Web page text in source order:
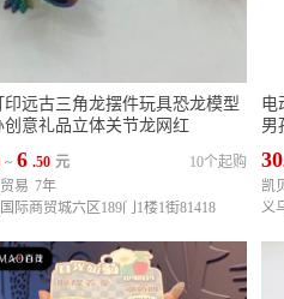
印远古三角龙摆件玩具恐龙模型
创意礼品立体关节龙网红
~ 6 .50 元
10个起购
易 7年
际商贸城六区189门1楼1街81418
电
男
30
凯
义